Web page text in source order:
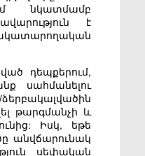
նկատմամբ
է
դեպքերում,
սահմանելու
թարգմանչի և
Իսկ, եթե
անվճարունակ
սեփական